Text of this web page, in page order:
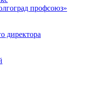
профсоюз»
директора